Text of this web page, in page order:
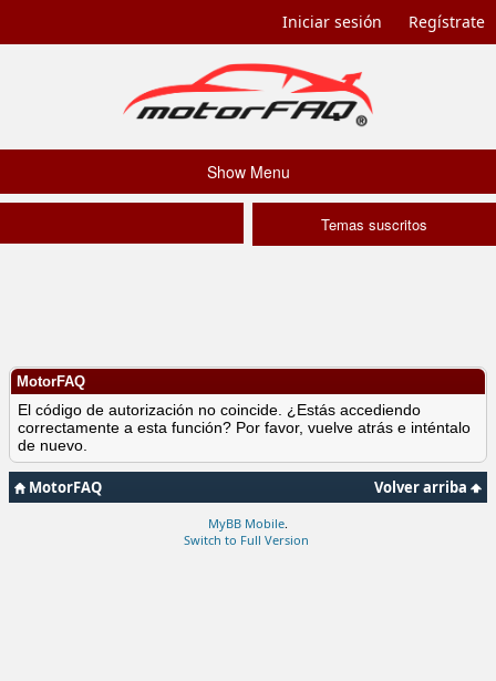
Iniciar sesión Regístrate
Show Menu
Temas suscritos
MotorFAQ
El código de autorización no coincide. ¿Estás accediendo
correctamente a esta función? Por favor, vuelve atrás e inténtalo
de nuevo.
Volver arriba
MotorFAQ
MyBB Mobile
Switch to Full Version